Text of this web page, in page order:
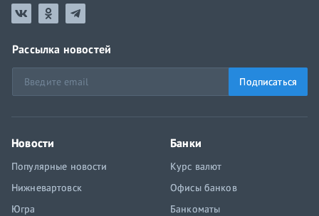
Рассылка новостей
Подписаться
Новости
Популярные новости
Нижневартовск
Югра
Банки
Курс валют
Офисы банков
Банкоматы